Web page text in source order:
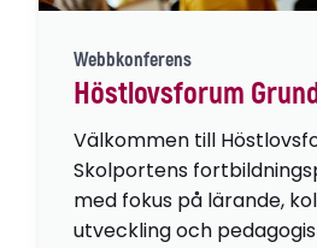
Webbkonferens
Höstlovsforum
Välkommen till
Skolportens
med fokus på lärande,
utveckling och